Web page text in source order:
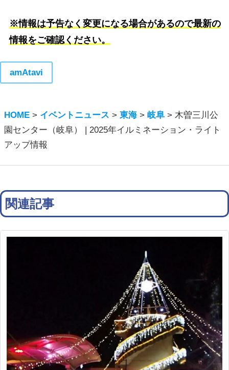
※情報は予告なく変更になる場合があるので最新の
情報をご確認ください。
amAtavi
HOME > イベントニュース >東海>岐阜 > 木曽三川公
園センター（岐阜） | 2025年イルミネーション・ライト
アップ情報
関連記事